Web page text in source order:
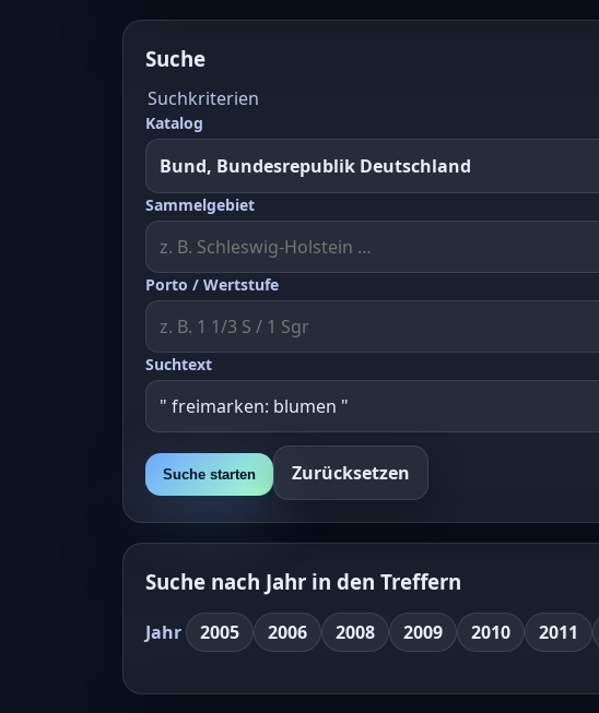
Suche
Suchkriterien
Katalog
Sammelgebiet
Porto / Wertstufe
Suchtext
Suche starten Zurücksetzen
Suche nach Jahr in den Treffern
Jahr 2005 2006 2008 2009 2010 2011